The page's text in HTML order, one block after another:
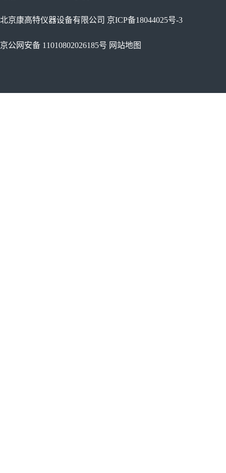
北京康高特仪器设备有限公司 京ICP备18044025号-3
京公网安备 11010802026185号 网站地图